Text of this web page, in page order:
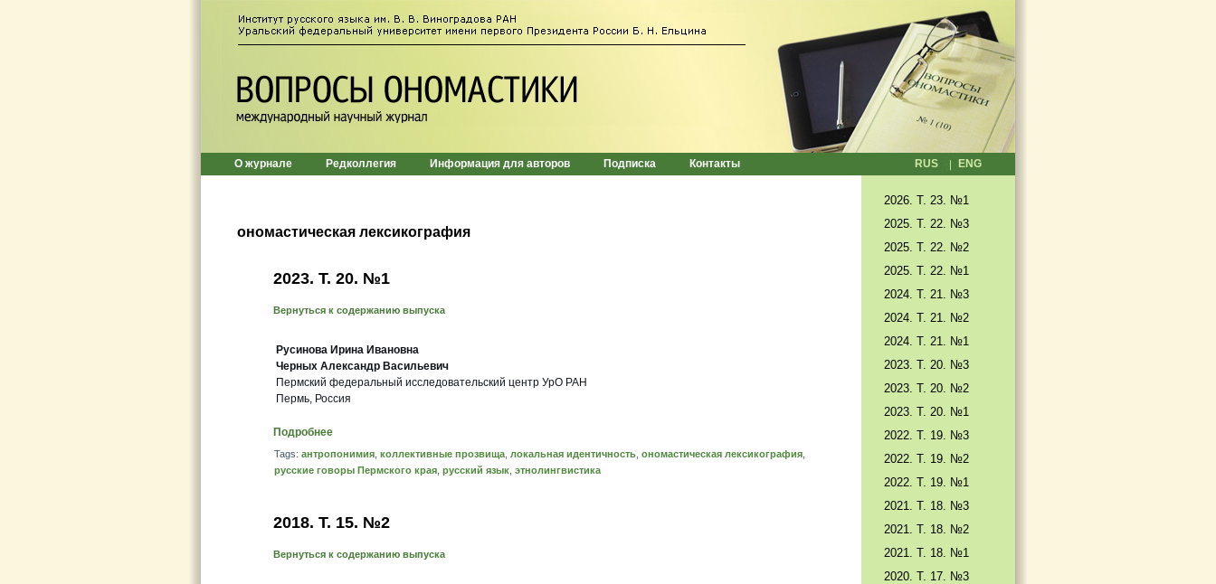
О журнале Редколлегия Информация для авторов Подписка Контакты RUS ENG
ономастическая лексикография
2023. Т. 20. №1
Вернуться к содержанию выпуска
Русинова Ирина Ивановна
Черных Александр Васильевич
Пермский федеральный исследовательский центр УрО РАН
Пермь, Россия
Подробнее
Tags: антропонимия коллективные прозвища локальная идентичность ономастическая лексикография
русские говоры Пермского края русский язык этнолингвистика
2018. Т. 15. №2
Вернуться к содержанию выпуска
2026. T. 23. №1
2025. T. 22. №3
2025. Т. 22. №2
2025. Т. 22. №1
2024. Т. 21. №3
2024. Т. 21. №2
2024. Т. 21. №1
2023. Т. 20. №3
2023. Т. 20. №2
2023. Т. 20. №1
2022. Т. 19. №3
2022. Т. 19. №2
2022. Т. 19. №1
2021. Т. 18. №3
2021. Т. 18. №2
2021. Т. 18. №1
2020. Т. 17. №3